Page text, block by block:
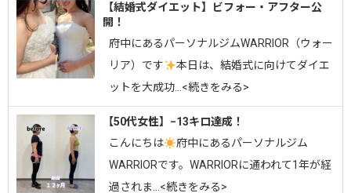
【結婚式ダイエット】ビフォー・アフター公
開！
府中にあるパーソナルジムWARRIOR（ウォー
リア）です
⁡本日は、結婚式に向けてダイエ
ットを大成功…<続きをみる>
【50代女性】−13キロ達成！
こんにちは
府中にあるパーソナルジム
WARRIORです。⁡WARRIORに通われて1年が経
過されま…<続きをみる>